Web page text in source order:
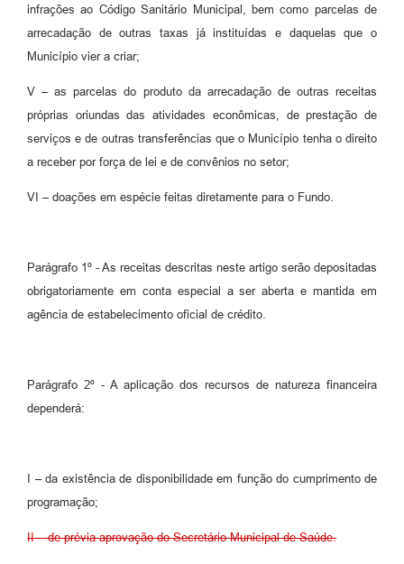
infrações ao Código Sanitário Municipal, bem como parcelas de
arrecadação de outras taxas já instituídas e daquelas que o
Município vier a criar;
V – as parcelas do produto da arrecadação de outras receitas
próprias oriundas das atividades econômicas, de prestação de
serviços e de outras transferências que o Município tenha o direito
a receber por força de lei e de convênios no setor;
VI – doações em espécie feitas diretamente para o Fundo.
Parágrafo 1º - As receitas descritas neste artigo serão depositadas
obrigatoriamente em conta especial a ser aberta e mantida em
agência de estabelecimento oficial de crédito.
Parágrafo 2º - A aplicação dos recursos de natureza financeira
dependerá:
I – da existência de disponibilidade em função do cumprimento de
programação;
II – de prévia aprovação do Secretário Municipal de Saúde.